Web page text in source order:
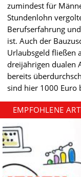
zumindest für
Stundenlohn
Berufserfahrung
ist. Auch der
Urlaubsgeld fließen
dreijährigen dualen
bereits
sind hier 1000 Euro
EMPFOHLENE